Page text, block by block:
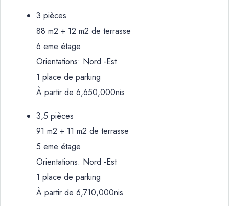
3 pièces
88 m2 + 12 m2 de terrasse
6 eme étage
Orientations: Nord -Est
1 place de parking
À partir de 6,650,000nis
3,5 pièces
91 m2 + 11 m2 de terrasse
5 eme étage
Orientations: Nord -Est
1 place de parking
À partir de 6,710,000nis